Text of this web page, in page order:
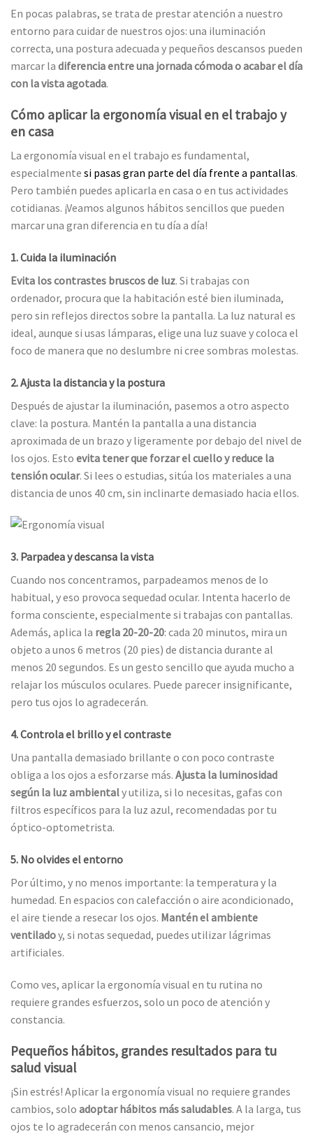
En pocas palabras, se trata de prestar atención a nuestro
entorno para cuidar de nuestros ojos: una iluminación
correcta, una postura adecuada y pequeños descansos pueden
marcar la diferencia entre una jornada cómoda o acabar el día
con la vista agotada.
Cómo aplicar la ergonomía visual en el trabajo y
en casa
La ergonomía visual en el trabajo es fundamental,
especialmente si pasas gran parte del día frente a pantallas.
Pero también puedes aplicarla en casa o en tus actividades
cotidianas. ¡Veamos algunos hábitos sencillos que pueden
marcar una gran diferencia en tu día a día!
1. Cuida la iluminación
Evita los contrastes bruscos de luz. Si trabajas con
ordenador, procura que la habitación esté bien iluminada,
pero sin reflejos directos sobre la pantalla. La luz natural es
ideal, aunque si usas lámparas, elige una luz suave y coloca el
foco de manera que no deslumbre ni cree sombras molestas.
2. Ajusta la distancia y la postura
Después de ajustar la iluminación, pasemos a otro aspecto
clave: la postura. Mantén la pantalla a una distancia
aproximada de un brazo y ligeramente por debajo del nivel de
los ojos. Esto evita tener que forzar el cuello y reduce la
tensión ocular. Si lees o estudias, sitúa los materiales a una
distancia de unos 40 cm, sin inclinarte demasiado hacia ellos.
3. Parpadea y descansa la vista
Cuando nos concentramos, parpadeamos menos de lo
habitual, y eso provoca sequedad ocular. Intenta hacerlo de
forma consciente, especialmente si trabajas con pantallas.
Además, aplica la regla 20-20-20: cada 20 minutos, mira un
objeto a unos 6 metros (20 pies) de distancia durante al
menos 20 segundos. Es un gesto sencillo que ayuda mucho a
relajar los músculos oculares. Puede parecer insignificante,
pero tus ojos lo agradecerán.
4. Controla el brillo y el contraste
Una pantalla demasiado brillante o con poco contraste
obliga a los ojos a esforzarse más. Ajusta la luminosidad
según la luz ambientaly utiliza, si lo necesitas, gafas con
filtros específicos para la luz azul, recomendadas por tu
óptico-optometrista.
5. No olvides el entorno
Por último, y no menos importante: la temperatura y la
humedad. En espacios con calefacción o aire acondicionado,
el aire tiende a resecar los ojos. Mantén el ambiente
ventiladoy, si notas sequedad, puedes utilizar lágrimas
artificiales.
Como ves, aplicar la ergonomía visual en tu rutina no
requiere grandes esfuerzos, solo un poco de atención y
constancia.
Pequeños hábitos, grandes resultados para tu
salud visual
¡Sin estrés! Aplicar la ergonomía visual no requiere grandes
cambios, solo adoptar hábitos más saludables. A la larga, tus
ojos te lo agradecerán con menos cansancio, mejor